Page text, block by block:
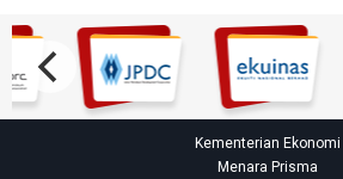
Kementerian Ekonomi
Menara Prisma